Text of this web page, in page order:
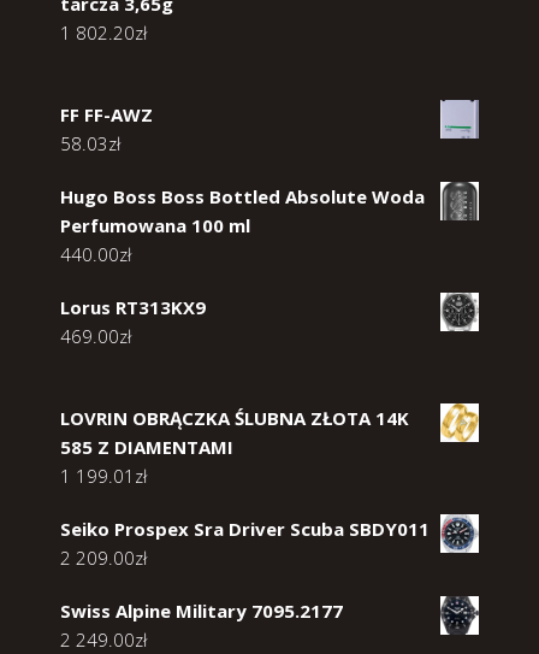
1 802.20zł
FF FF-AWZ
58.03zł
Hugo Boss Boss Bottled Absolute Woda
Perfumowana 100 ml
440.00zł
Lorus RT313KX9
469.00zł
LOVRIN OBRĄCZKA ŚLUBNA ZŁOTA 14K
585 Z DIAMENTAMI
1 199.01 zł
Seiko Prospex Sra Driver Scuba SBDY011
2 209.00zł
Swiss Alpine Military 7095.2177
2 249.00zł